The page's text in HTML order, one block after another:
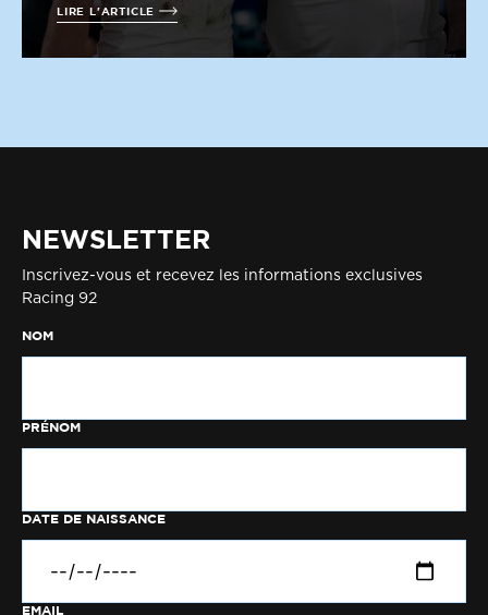
LIRE L'ARTICLE
NEWSLETTER
Inscrivez-vous et recevez les informations exclusives
Racing 92
NOM
PRÉNOM
DATE DE NAISSANCE
EMAIL